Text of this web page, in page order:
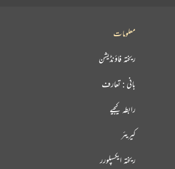
معلومات
ریختہ فاؤنڈیشن
بانی : تعارف
رابطہ کیجیے
کیریئر
ریختہ ایکسپلورر